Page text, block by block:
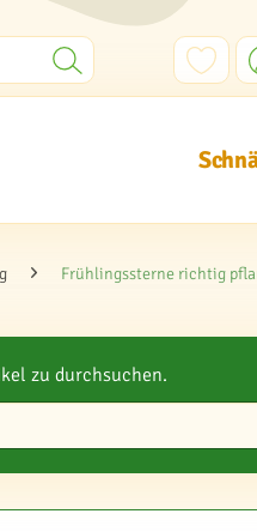
Frühlingssterne richtig
zu durchsuchen.